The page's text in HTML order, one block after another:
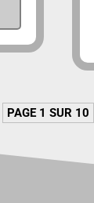
PAGE 1 SUR 10